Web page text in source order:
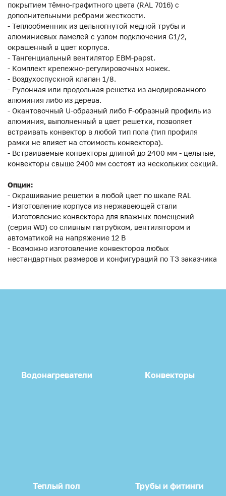
покрытием тёмно-графитного цвета (RAL 7016) с
дополнительными ребрами жесткости.
- Теплообменник из цельногнутой медной трубы и
алюминиевых ламелей с узлом подключения G1/2,
окрашенный в цвет корпуса.
- Тангенциальный вентилятор EBM-papst.
- Комплект крепежно-регулировочных ножек.
- Воздухоспускной клапан 1/8.
- Рулонная или продольная решетка из анодированного
алюминия либо из дерева.
- Окантовочный U-образный либо F-образный профиль из
алюминия, выполненный в цвет решетки, позволяет
встраивать конвектор в любой тип пола (тип профиля
рамки не влияет на стоимость конвектора).
- Встраиваемые конвекторы длиной до 2400 мм - цельные,
конвекторы свыше 2400 мм состоят из нескольких секций.
Опции:
- Окрашивание решетки в любой цвет по шкале RAL
- Изготовление корпуса из нержавеющей стали
- Изготовление конвектора для влажных помещений
(серия WD) со сливным патрубком, вентилятором и
автоматикой на напряжение 12 В
- Возможно изготовление конвекторов любых
нестандартных размеров и конфигураций по ТЗ заказчика
Водонагреватели Конвекторы
Теплый пол Трубы и фитинги